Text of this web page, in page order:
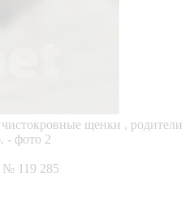
№ 119 285